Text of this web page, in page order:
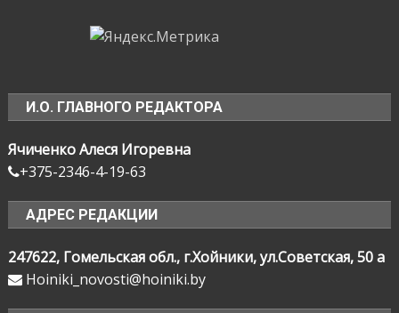
И.О. ГЛАВНОГО РЕДАКТОРА
Ячиченко Алеся Игоревна
+375-2346-4-19-63
АДРЕС РЕДАКЦИИ
247622, Гомельская обл., г.Хойники, ул.Советская, 50 а
Hoiniki_novosti@hoiniki.by